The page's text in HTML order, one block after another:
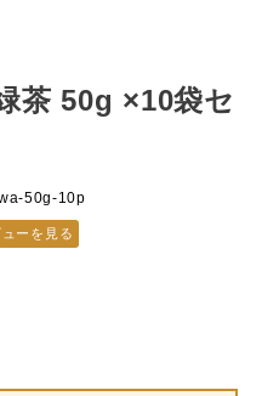
茶 50g ×10袋セ
50g-10p
ーを見る